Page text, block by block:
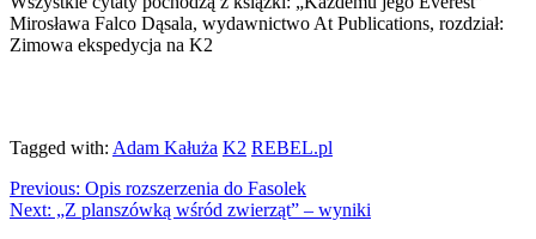
Mirosława Falco Dąsala, wydawnictwo At Publications, rozdział:
Zimowa ekspedycja na K2
Tagged with: Adam Kałuża K2 REBEL.pl
Previous: Opis rozszerzenia do Fasolek
Next: „Z planszówką wśród zwierząt” – wyniki